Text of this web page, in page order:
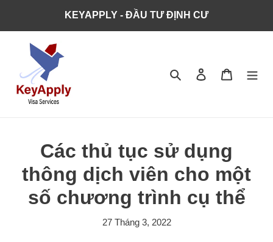
KEYAPPLY - ĐẦU TƯ ĐỊNH CƯ
Tìm kiếmĐăng nhậpGiỏ hàng
Các thủ tục sử dụng
thông dịch viên cho một
số chương trình cụ thể
27 Tháng 3, 2022